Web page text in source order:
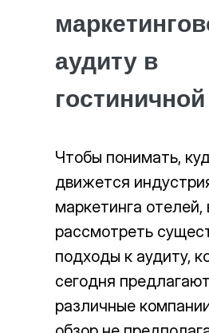
аудиту в
Чтобы понимать,
движется
маркетинга
рассмотреть
подходы к аудиту,
сегодня предлагают
различные